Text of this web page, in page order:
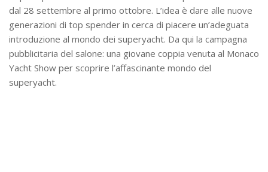
dal 28 settembre al primo ottobre. L’idea è dare alle nuove
generazioni di top spender in cerca di piacere un’adeguata
introduzione al mondo dei superyacht. Da qui la campagna
pubblicitaria del salone: una giovane coppia venuta al Monaco
Yacht Show per scoprire l’affascinante mondo del
superyacht.